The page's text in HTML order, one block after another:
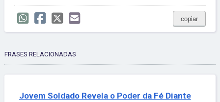
copiar
FRASES RELACIONADAS
Jovem Soldado Revela o Poder da Fé Diante